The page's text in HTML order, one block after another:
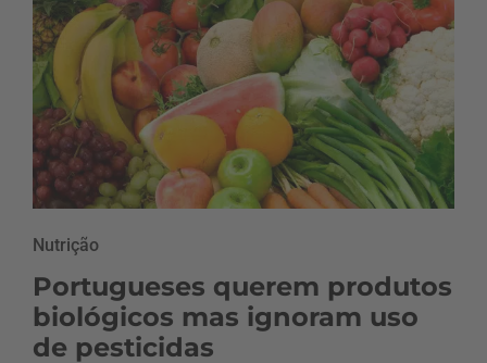
Nutrição
Portugueses querem produtos
biológicos mas ignoram uso
de pesticidas